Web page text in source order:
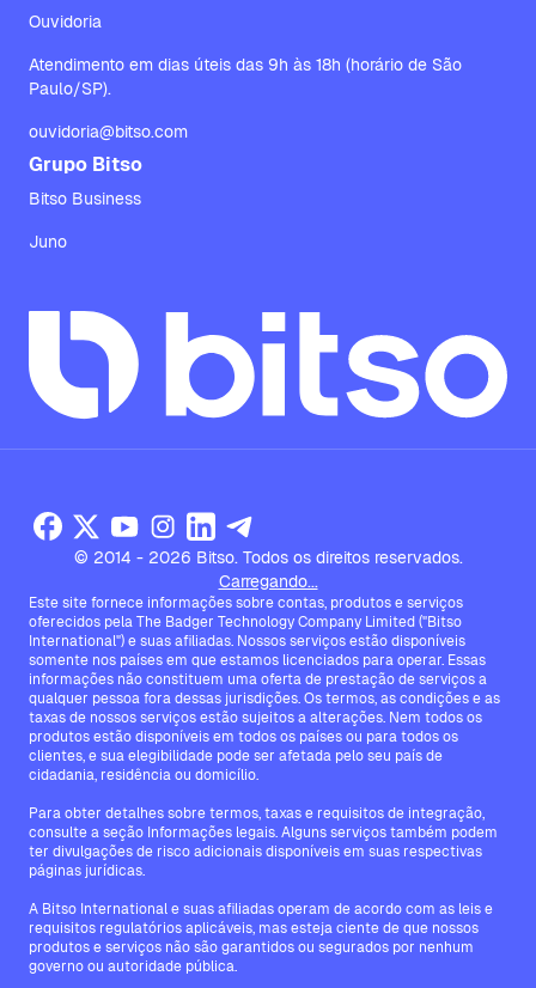
Ouvidoria
Atendimento em dias úteis das 9h às 18h (horário de São
Paulo/SP).
ouvidoria@bitso.com
Grupo Bitso
Bitso Business
Juno
© 2014 - 2026 Bitso. Todos os direitos reservados.
Carregando...
Este site fornece informações sobre contas, produtos e serviços
oferecidos pela The Badger Technology Company Limited ("Bitso
International") e suas afiliadas. Nossos serviços estão disponíveis
somente nos países em que estamos licenciados para operar. Essas
informações não constituem uma oferta de prestação de serviços a
qualquer pessoa fora dessas jurisdições. Os termos, as condições e as
taxas de nossos serviços estão sujeitos a alterações. Nem todos os
produtos estão disponíveis em todos os países ou para todos os
clientes, e sua elegibilidade pode ser afetada pelo seu país de
cidadania, residência ou domicílio.
Para obter detalhes sobre termos, taxas e requisitos de integração,
consulte a seção Informações legais. Alguns serviços também podem
ter divulgações de risco adicionais disponíveis em suas respectivas
páginas jurídicas.
A Bitso International e suas afiliadas operam de acordo com as leis e
requisitos regulatórios aplicáveis, mas esteja ciente de que nossos
produtos e serviços não são garantidos ou segurados por nenhum
governo ou autoridade pública.